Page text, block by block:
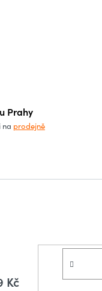
Prahy
na prodejně
Kč